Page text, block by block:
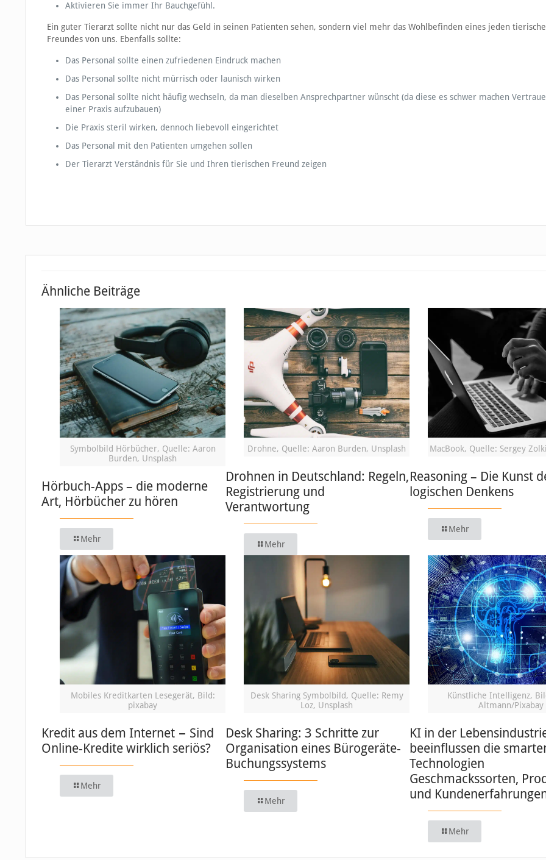
Aktivieren Sie immer Ihr Bauchgefühl.
Ein guter Tierarzt sollte nicht nur das Geld in seinen Patienten sehen, sondern viel mehr das Wohlbefinden eines jeden
Freundes von uns. Ebenfalls sollte:
Das Personal sollte einen zufriedenen Eindruck machen
Das Personal sollte nicht mürrisch oder launisch wirken
Das Personal sollte nicht häufig wechseln, da man dieselben Ansprechpartner wünscht (da diese es schwer machen
einer Praxis aufzubauen)
Die Praxis steril wirken, dennoch liebevoll eingerichtet
Das Personal mit den Patienten umgehen sollen
Der Tierarzt Verständnis für Sie und Ihren tierischen Freund zeigen
Ähnliche Beiträge
Symbolbild Hörbücher, Quelle: Aaron
Burden, Unsplash
Hörbuch-Apps – die moderne
Art, Hörbücher zu hören
Mehr
Drohne, Quelle: Aaron Burden, Unsplash
Drohnen in Deutschland: Regeln,
Registrierung und
Verantwortung
Mehr
MacBook, Quelle: Sergey
Reasoning – Die Kunst
logischen Denkens
Mehr
Mobiles Kreditkarten Lesegerät, Bild:
pixabay
Kredit aus dem Internet − Sind
Online-Kredite wirklich seriös?
Mehr
Desk Sharing Symbolbild, Quelle: Remy
Loz, Unsplash
Desk Sharing: 3 Schritte zur
Organisation eines Bürogeräte-
Buchungssystems
Mehr
Künstliche Intelligenz,
Altmann/Pixabay
KI in der
beeinflussen die
Technologien
Geschmackssorten,
und
Mehr